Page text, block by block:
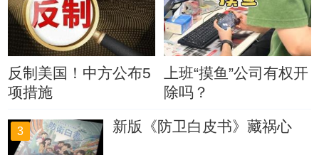
反制美国！中方公布5
项措施
上班“摸鱼”公司有权开
除吗？
3 新版《防卫白皮书》藏祸心